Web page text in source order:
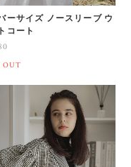
ーサイズ ノースリーブ ウ
コート
OUT